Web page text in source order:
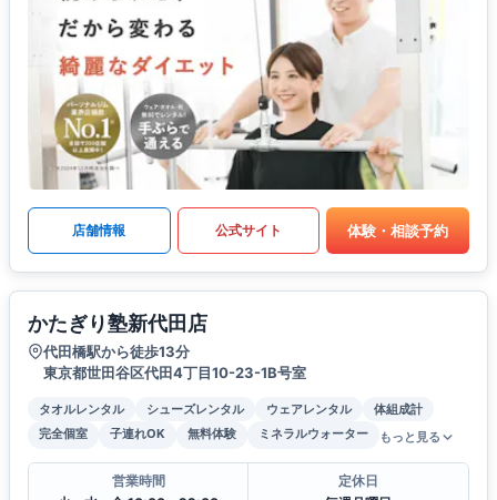
店舗情報 公式サイト 体験・相談予約
かたぎり塾新代田店
代田橋駅から徒歩13分
東京都世田谷区代田4丁目10-23-1B号室
タオルレンタル シューズレンタル ウェアレンタル
体組成計
完全個室
子連れOK 無料体験 ミネラルウォーター もっと見る
営業時間
定休日